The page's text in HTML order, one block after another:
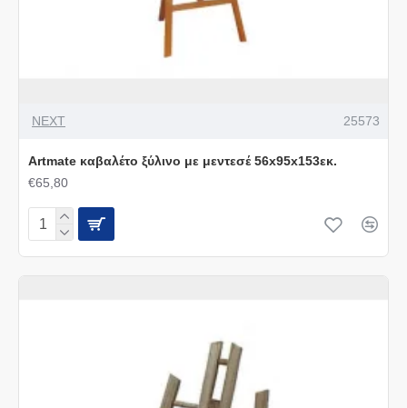
NEXT 25573
Artmate καβαλέτο ξύλινο με μεντεσέ 56x95x153εκ.
€65,80